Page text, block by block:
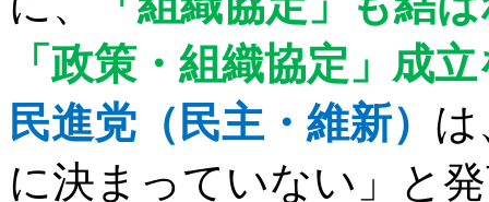
「政策・組織協定」成
民進党（民主・維新） は
に決まっていない」と